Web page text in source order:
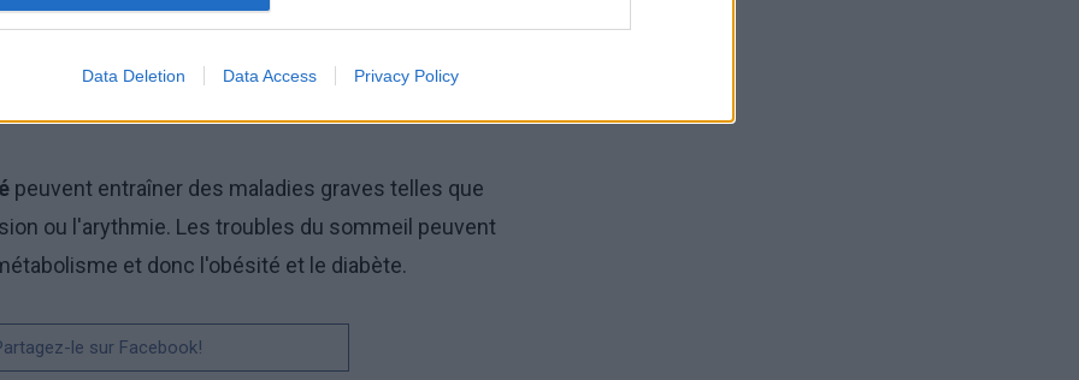
Data Deletion Data Access Privacy Policy
correct du rythme circadien, diminuent
de diminution des niveaux de mélatonine
affecter à la fois les troubles du sommeil et les
peuvent entraîner des maladies graves telles que
ou l'arythmie. Les troubles du sommeil peuvent
et donc l'obésité et le diabète.
le sur Facebook!